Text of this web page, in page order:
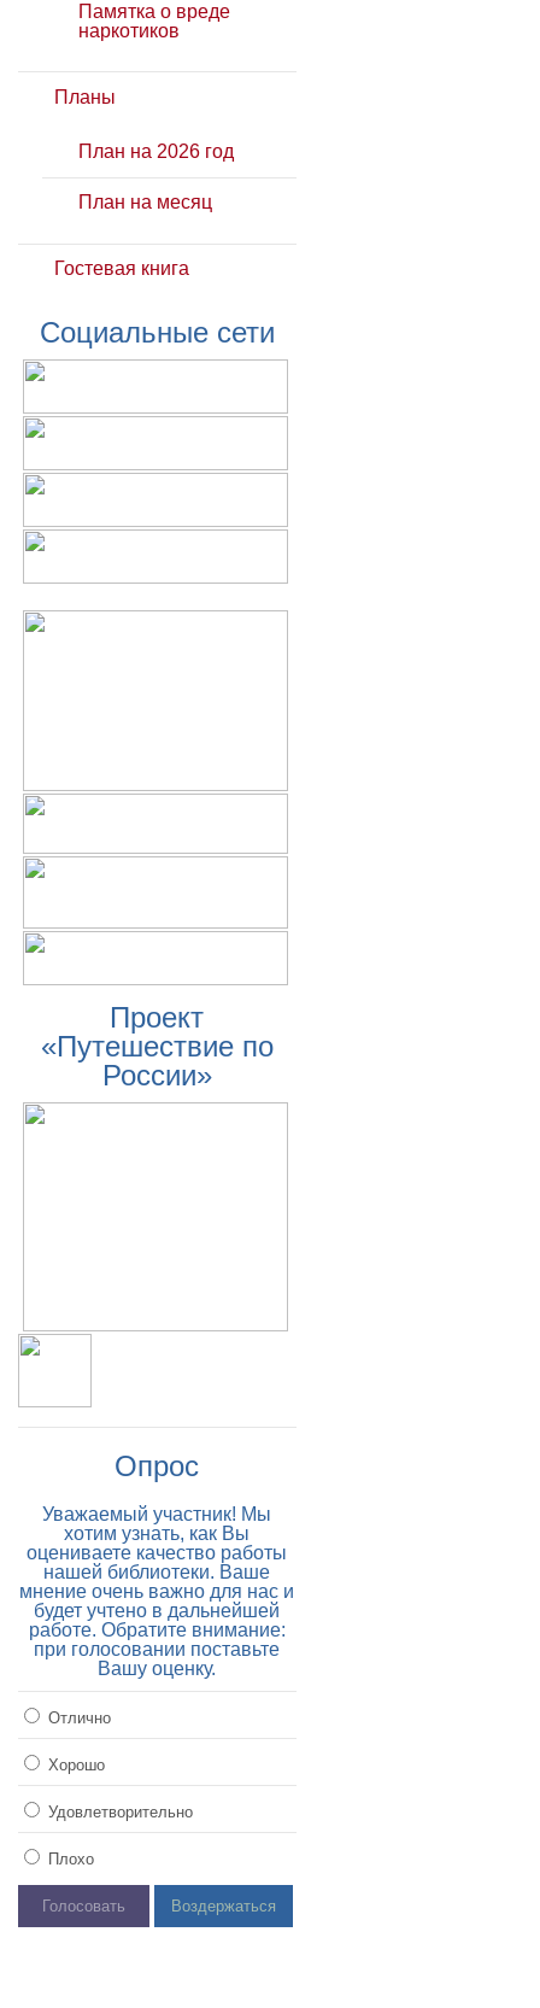
Памятка о вреде
наркотиков
Планы
План на 2026 год
План на месяц
Гостевая книга
Социальные сети
Проект
«Путешествие по
России»
Опрос
Уважаемый участник! Мы
хотим узнать, как Вы
оцениваете качество работы
нашей библиотеки. Ваше
мнение очень важно для нас и
будет учтено в дальнейшей
работе. Обратите внимание:
при голосовании поставьте
Вашу оценку.
Отлично
Хорошо
Удовлетворительно
Плохо
Голосовать Воздержаться